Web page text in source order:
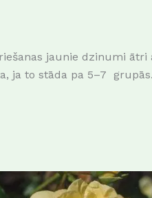
jaunie dzinumi
to stāda pa 5–7
This